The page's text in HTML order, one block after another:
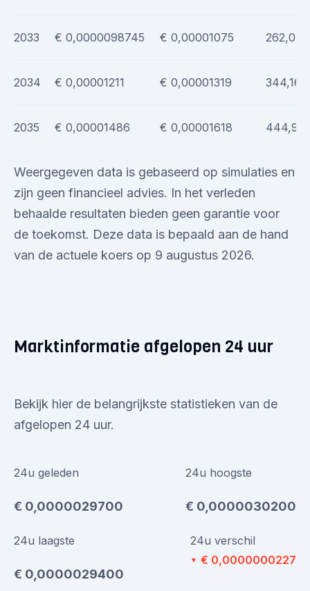
2033 € 0,0000098745 € 0,00001075
2034 € 0,00001211 € 0,00001319
2035 € 0,00001486 € 0,00001618
Weergegeven data is gebaseerd op simulaties en
zijn geen financieel advies. In het verleden
behaalde resultaten bieden geen garantie voor
de toekomst. Deze data is bepaald aan de hand
van de actuele koers op 9 augustus 2026.
Marktinformatie afgelopen 24 uur
Bekijk hier de belangrijkste statistieken van de
afgelopen 24 uur.
24u geleden
€ 0,0000029700
24u hoogste
€ 0,0000030200
24u laagste
€ 0,0000029400
24u verschil
▼ € 0,0000000227